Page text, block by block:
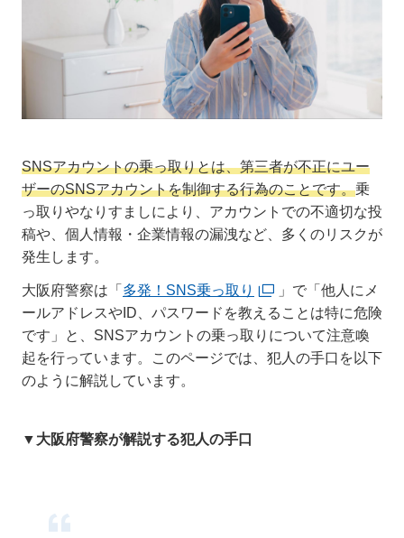
SNSアカウントの乗っ取りとは、第三者が不正にユー
ザーのSNSアカウントを制御する行為のことです。乗
っ取りやなりすましにより、アカウントでの不適切な投
稿や、個人情報・企業情報の漏洩など、多くのリスクが
発生します。
大阪府警察は「 多発！SNS乗っ取り
」で「他人にメ
ールアドレスやID、パスワードを教えることは特に危険
です」と、SNSアカウントの乗っ取りについて注意喚
起を行っています。このページでは、犯人の手口を以下
のように解説しています。
▼大阪府警察が解説する犯人の手口